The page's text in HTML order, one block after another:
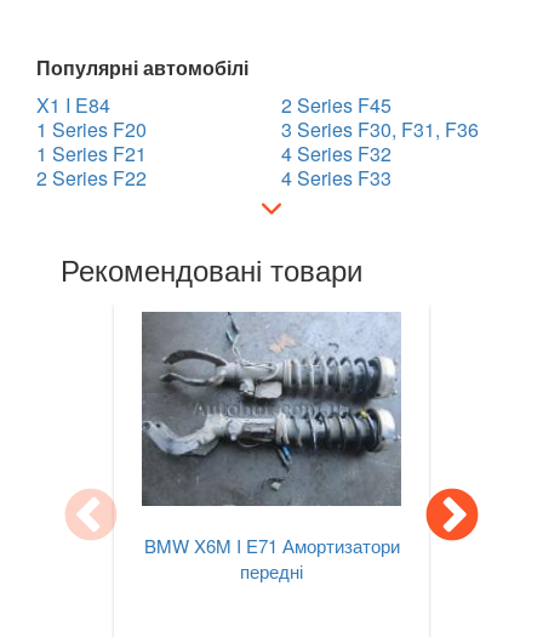
i3 l01
i8 l12/l15
X1 I E84
X2 F39
X3 III G01
X4 I F26
Популярні автомобілі
X1 I E84
1 Series F20
1 Series F21
2 Series F22
2 Series F45
3 Series F30, F31, F36
4 Series F32
4 Series F33
Рекомендовані товари
BMW X6M I E71 Амортизатори
передні